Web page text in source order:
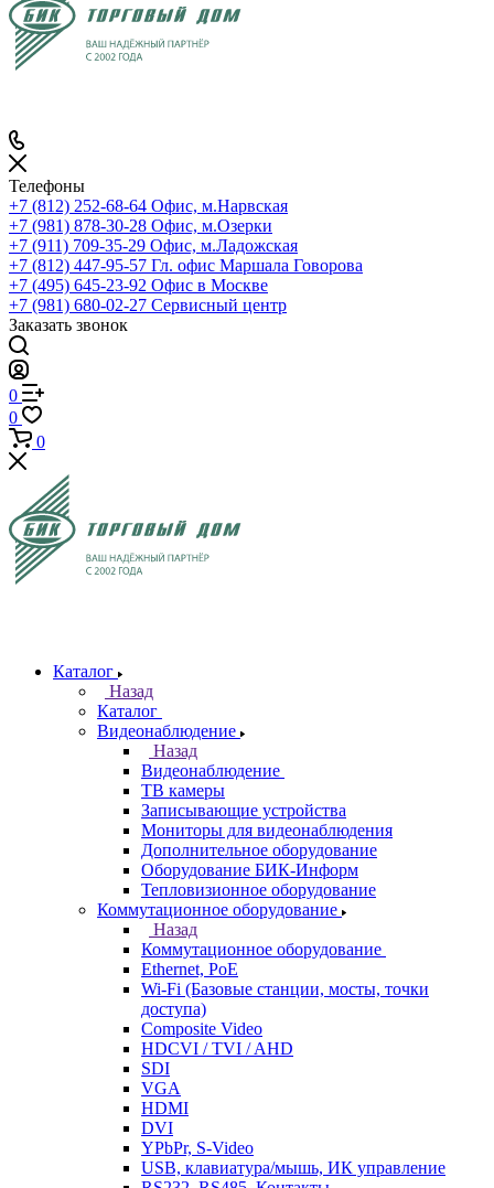
Телефоны
+7 (812) 252-68-64 Офис, м.Нарвская
+7 (981) 878-30-28 Офис, м.Озерки
+7 (911) 709-35-29 Офис, м.Ладожская
+7 (812) 447-95-57 Гл. офис Маршала Говорова
+7 (495) 645-23-92 Офис в Москве
+7 (981) 680-02-27 Сервисный центр
Заказать звонок
0
0
0
Каталог
Назад
Каталог
Видеонаблюдение
Назад
Видеонаблюдение
ТВ камеры
Записывающие устройства
Мониторы для видеонаблюдения
Дополнительное оборудование
Оборудование БИК-Информ
Тепловизионное оборудование
Коммутационное оборудование
Назад
Коммутационное оборудование
Ethernet, PoE
Wi-Fi (Базовые станции, мосты, точки
доступа)
Composite Video
HDCVI / TVI / AHD
SDI
VGA
HDMI
DVI
YPbPr, S-Video
USB, клавиатура/мышь, ИК управление